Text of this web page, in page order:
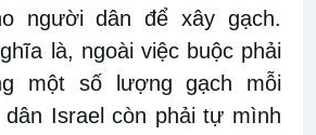
người dân để xây gạch.
là, ngoài việc buộc phải
một số lượng gạch mỗi
Israel còn phải tự mình